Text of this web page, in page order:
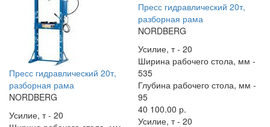
Пресс гидравлический 20т,
разборная рама
NORDBERG
Усилие, т - 20
Пресс гидравлический 20т,
разборная рама
NORDBERG
Усилие, т - 20
Ширина рабочего стола, мм -
535
Глубина рабочего стола, мм -
95
40 100.00 р.
Усилие, т - 20